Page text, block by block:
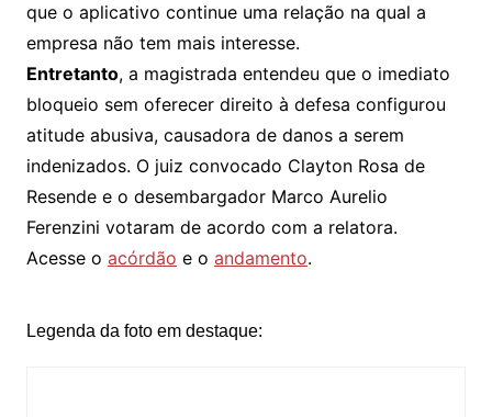
que o aplicativo continue uma relação na qual a
empresa não tem mais interesse.
Entretanto, a magistrada entendeu que o imediato
bloqueio sem oferecer direito à defesa configurou
atitude abusiva, causadora de danos a serem
indenizados. O juiz convocado Clayton Rosa de
Resende e o desembargador Marco Aurelio
Ferenzini votaram de acordo com a relatora.
Acesse o acórdão e o andamento.
Legenda da foto em destaque: